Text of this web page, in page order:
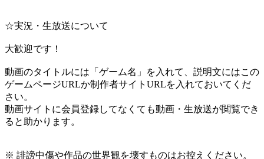
☆実況・生放送について
大歓迎です！
動画のタイトルには「ゲーム名」を入れて、説明文にはこの
ゲームページURLか制作者サイトURLを入れておいてくだ
さい。
動画サイトに会員登録してなくても動画・生放送が閲覧でき
ると助かります。
※ 誹謗中傷や作品の世界観を壊すものはお控えください。